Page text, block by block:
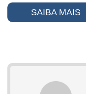
SAIBA MAIS